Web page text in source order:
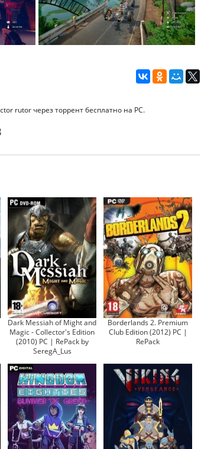
rutor через торрент бесплатно на PC.
Dark Messiah of Might and
Magic - Collector's Edition
(2010) PC | RePack by
SeregA_Lus
Borderlands 2. Premium
Club Edition (2012) PC |
RePack